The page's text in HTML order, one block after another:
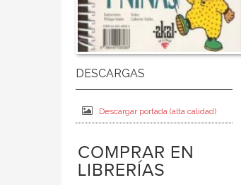
Descargar portada (alta calidad)
COMPRAR EN
LIBRERÍAS